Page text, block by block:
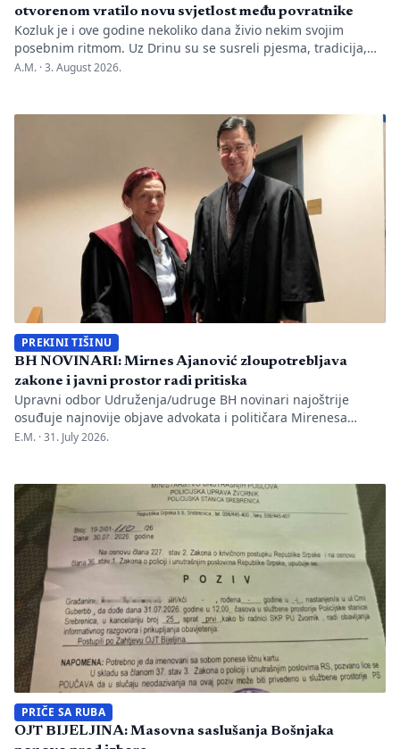
otvorenom vratilo novu svjetlost među povratnike
Kozluk je i ove godine nekoliko dana živio nekim svojim
posebnim ritmom. Uz Drinu su se susreli pjesma, tradicija,
gluma i ljudi, a „Susreti na Drini ’26“ još jednom su pokazali
se tih dana nije samo […]
A.M. ·3. August 2026.
PREKINI TIŠINU
BH NOVINARI: Mirnes Ajanović zloupotrebljava
zakone i javni prostor radi pritiska
Upravni odbor Udruženja/udruge BH novinari najoštrije
osuđuje najnovije objave advokata i političara Mirenesa
Ajanovića i kontinuiranu kampanju javnog targetiranja,
Novinara Marka Divkovića i generalnu tajnicu Borku Rudić.
Nakon ranije podnesenih krivičnih prijava i tužbi za klevetu
protiv Anise Mahmutović i odgovornih osoba […]
E.M. ·31. July 2026.
PRIČE SA RUBA
OJT BIJELJINA: Masovna saslušanja Bošnjaka